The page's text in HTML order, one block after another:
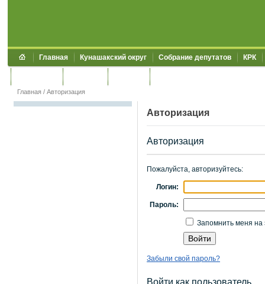
Главная Кунашакский округ Собрание депутатов КРК
Главная / Авторизация
Авторизация
Авторизация
Пожалуйста, авторизуйтесь:
Логин:
Пароль:
Запомнить меня на
Забыли свой пароль?
Войти как пользователь